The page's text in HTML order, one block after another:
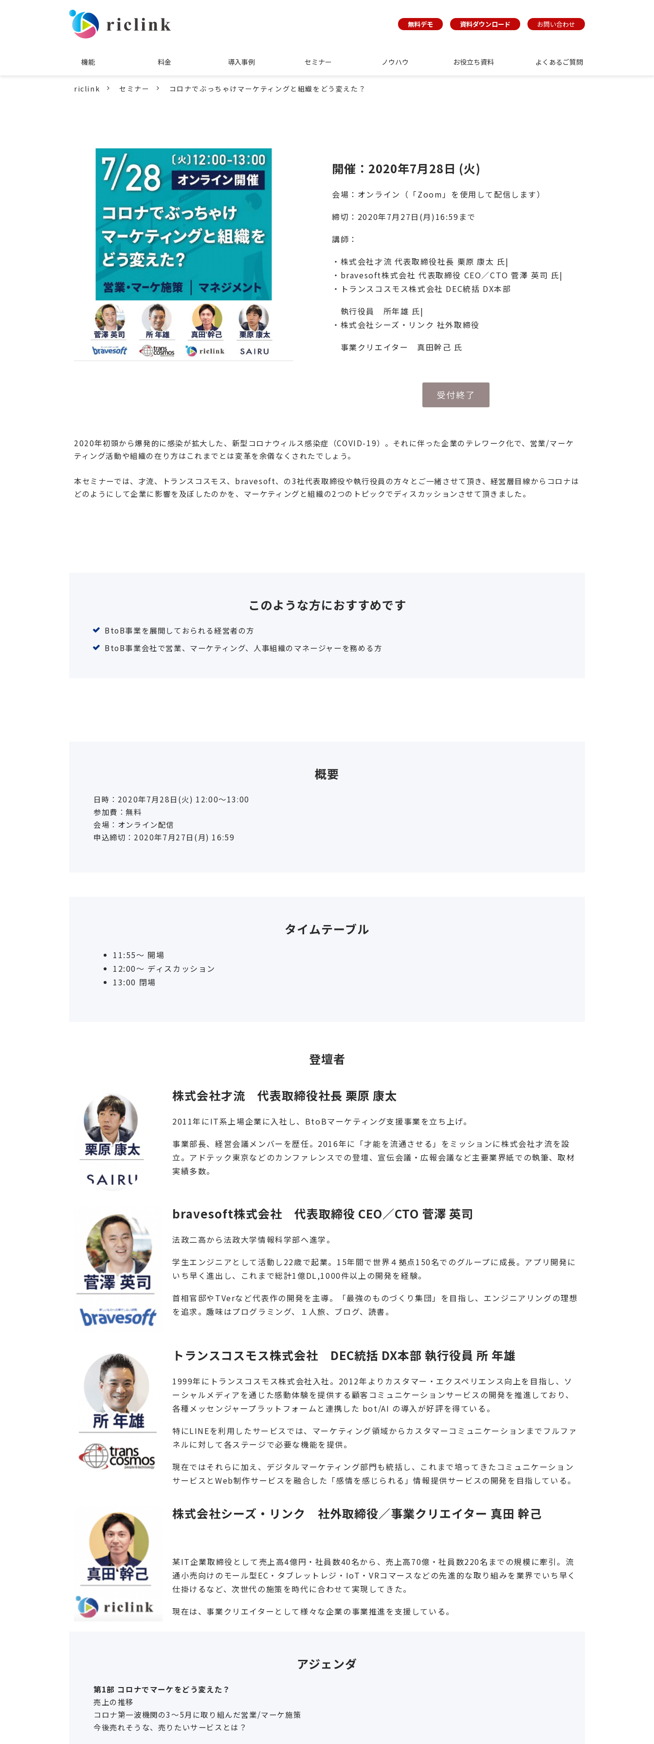
無料デモ 資料ダウンロード お問い合わせ
機能 料金 導入事例 セミナー ノウハウ お役立ち資料 よくあるご質問
riclink セミナー コロナでぶっちゃけマーケティングと組織をどう変えた？
開催：2020年7月28日 (火)
会場：オンライン（「Zoom」を使用して配信します）
締切：2020年7月27日(月)16:59まで
講師：
・株式会社才流 代表取締役社長 栗原 康太 氏|
・bravesoft株式会社 代表取締役 CEO／CTO 菅澤 英司 氏|
・トランスコスモス株式会社 DEC統括 DX本部
執行役員 所年雄 氏|
・株式会社シーズ・リンク 社外取締役
事業クリエイター 真田幹己 氏
受付終了
2020年初頭から爆発的に感染が拡大した、新型コロナウィルス感染症（COVID-19）。それに伴った企業のテレワーク化で、営業/マーケ
ティング活動や組織の在り方はこれまでとは変革を余儀なくされたでしょう。
本セミナーでは、才流、トランスコスモス、bravesoft、の3社代表取締役や執行役員の方々とご一緒させて頂き、経営層目線からコロナは
どのようにして企業に影響を及ぼしたのかを、マーケティングと組織の2つのトピックでディスカッションさせて頂きました。
このような方におすすめです
BtoB事業を展開しておられる経営者の方
BtoB事業会社で営業、マーケティング、人事組織のマネージャーを務める方
概要
日時：2020年7月28日(火) 12:00〜13:00
参加費：無料
会場：オンライン配信
申込締切：2020年7月27日(月) 16:59
タイムテーブル
11:55～ 開場
12:00〜 ディスカッション
13:00 閉場
登壇者
株式会社才流　代表取締役社長 栗原 康太
2011年にIT系上場企業に入社し、BtoBマーケティング支援事業を立ち上げ。
事業部長、経営会議メンバーを歴任。2016年に「才能を流通させる」をミッションに株式会社才流を設
立。アドテック東京などのカンファレンスでの登壇、宣伝会議・広報会議など主要業界紙での執筆、取材
実績多数。
bravesoft株式会社　代表取締役 CEO／CTO 菅澤 英司
法政二高から法政大学情報科学部へ進学。
学生エンジニアとして活動し22歳で起業。15年間で世界４拠点150名でのグループに成長。アプリ開発に
いち早く進出し、これまで総計1億DL,1000件以上の開発を経験。
首相官邸やTVerなど代表作の開発を主導。「最強のものづくり集団」を目指し、エンジニアリングの理想
を追求。趣味はプログラミング、１人旅、ブログ、読書。
トランスコスモス株式会社　DEC統括 DX本部 執行役員 所 年雄
1999年にトランスコスモス株式会社入社。2012年よりカスタマー・エクスペリエンス向上を目指し、ソ
ーシャルメディアを通じた感動体験を提供する顧客コミュニケーションサービスの開発を推進しており、
各種メッセンジャープラットフォームと連携した bot/AI の導入が好評を得ている。
特にLINEを利用したサービスでは、マーケティング領域からカスタマーコミュニケーションまでフルファ
ネルに対して各ステージで必要な機能を提供。
現在ではそれらに加え、デジタルマーケティング部門も統括し、これまで培ってきたコミュニケーション
サービスとWeb制作サービスを融合した「感情を感じられる」情報提供サービスの開発を目指している。
株式会社シーズ・リンク　社外取締役／事業クリエイター 真田 幹己
某IT企業取締役として売上高4億円・社員数40名から、売上高70億・社員数220名までの規模に牽引。流
通小売向けのモール型EC・タブレットレジ・IoT・VRコマースなどの先進的な取り組みを業界でいち早く
仕掛けるなど、次世代の施策を時代に合わせて実現してきた。
現在は、事業クリエイターとして様々な企業の事業推進を支援している。
アジェンダ
第1部 コロナでマーケをどう変えた？
売上の推移
コロナ第一波機関の3〜5月に取り組んだ営業/マーケ施策
今後売れそうな、売りたいサービスとは？